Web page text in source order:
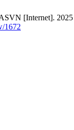
[Internet].
1672